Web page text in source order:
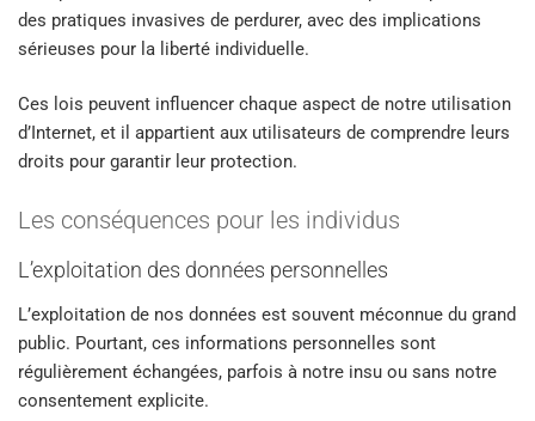
des pratiques invasives de perdurer, avec des implications
sérieuses pour la liberté individuelle.
Ces lois peuvent influencer chaque aspect de notre utilisation
d’Internet, et il appartient aux utilisateurs de comprendre leurs
droits pour garantir leur protection.
Les conséquences pour les individus
L’exploitation des données personnelles
L’exploitation de nos données est souvent méconnue du grand
public. Pourtant, ces informations personnelles sont
régulièrement échangées, parfois à notre insu ou sans notre
consentement explicite.